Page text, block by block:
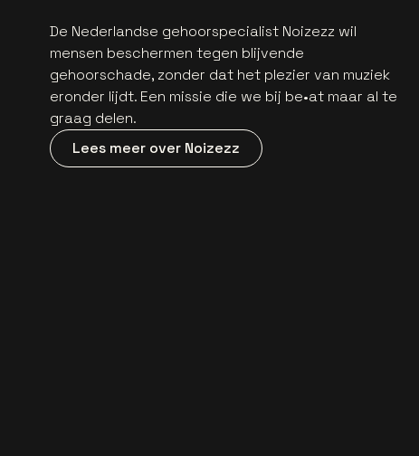
De Nederlandse gehoorspecialist Noizezz wil
mensen beschermen tegen blijvende
gehoorschade, zonder dat het plezier van muziek
eronder lijdt. Een missie die we bij be•at maar al te
graag delen.
Lees meer over Noizezz